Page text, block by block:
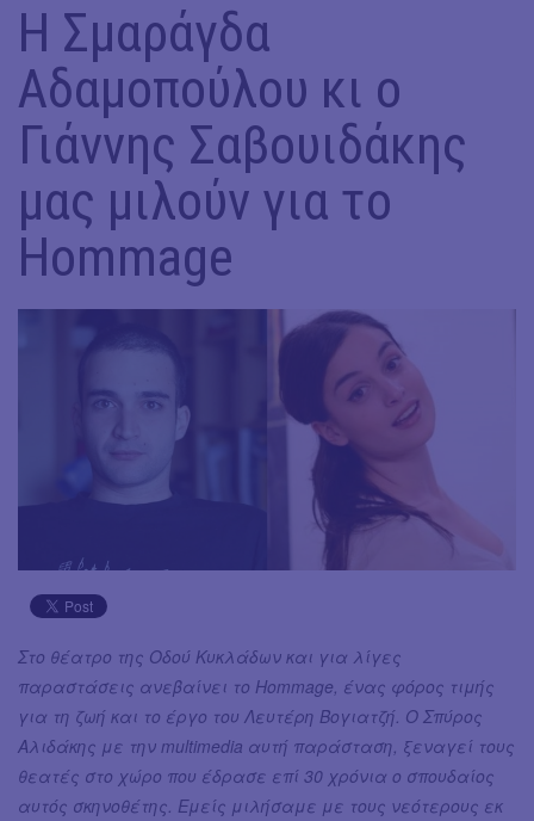
Η Σμαράγδα
Αδαμοπούλου κι ο
Γιάννης Σαβουιδάκης
μας μιλούν για το
Hommage
Στο θέατρο της Οδού Κυκλάδων και για λίγες
παραστάσεις ανεβαίνει το Hommage, ένας φόρος τιμής
για τη ζωή και το έργο του Λευτέρη Βογιατζή. Ο Σπύρος
Αλιδάκης με την multimedia αυτή παράσταση, ξεναγεί τους
θεατές στο χώρο που έδρασε επί 30 χρόνια ο σπουδαίος
αυτός σκηνοθέτης. Εμείς μιλήσαμε με τους νεότερους εκ